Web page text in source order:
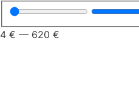
4 € — 620 €